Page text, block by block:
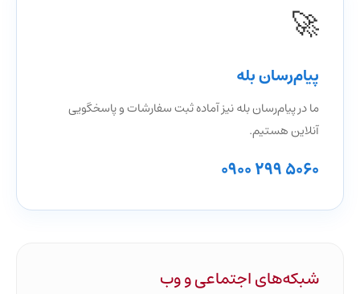
🚀
پیام‌رسان بله
ما در پیام‌رسان بله نیز آماده ثبت سفارشات و پاسخگویی
آنلاین هستیم.
0900 299 5060
شبکه‌های اجتماعی و وب